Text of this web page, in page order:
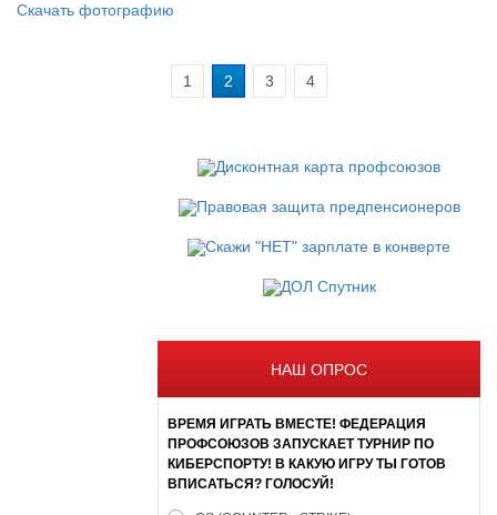
Скачать фотографию
1 2 3 4
НАШ ОПРОС
ВРЕМЯ ИГРАТЬ ВМЕСТЕ! ФЕДЕРАЦИЯ
ПРОФСОЮЗОВ ЗАПУСКАЕТ ТУРНИР ПО
КИБЕРСПОРТУ! В КАКУЮ ИГРУ ТЫ ГОТОВ
ВПИСАТЬСЯ? ГОЛОСУЙ!